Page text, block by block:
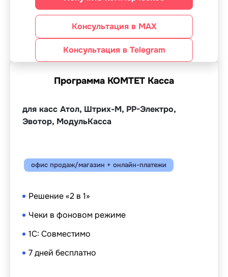
Консультация в MAX
Консультация в Telegram
Программа КОМТЕТ Касса
для касс Атол, Штрих-М, РР-Электро,
Эвотор, МодульКасса
офис продаж/магазин + онлайн-платежи
Решение «2 в 1»
Чеки в фоновом режиме
1С: Совместимо
7 дней бесплатно